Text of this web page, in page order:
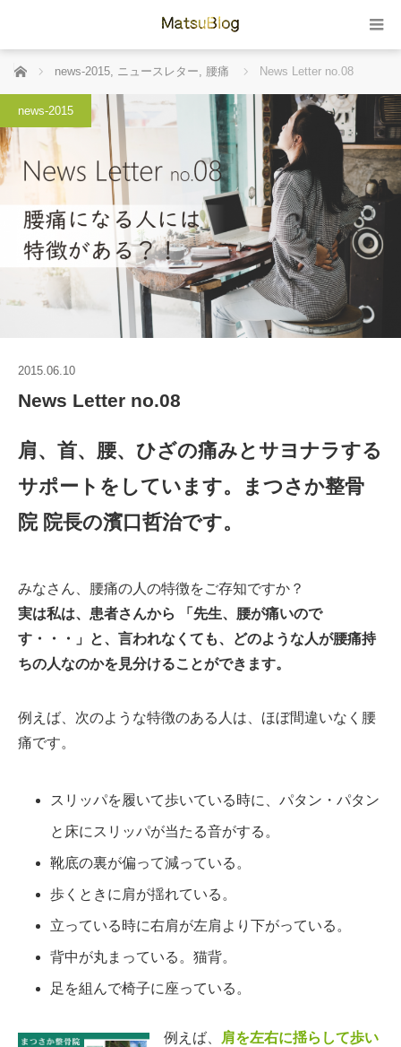
ホーム news-2015, ニュースレター, 腰痛 News Letter no.08
news-2015
2015.06.10
News Letter no.08
肩、首、腰、ひざの痛みとサヨナラする
サポートをしています。まつさか整骨
院 院長の濱口哲治です。
みなさん、腰痛の人の特徴をご存知ですか？
実は私は、患者さんから 「先生、腰が痛いので
す・・・」と、言われなくても、どのような人が腰痛持
ちの人なのかを見分けることができます。
例えば、次のような特徴のある人は、ほぼ間違いなく腰
痛です。
スリッパを履いて歩いている時に、パタン・パタン
と床にスリッパが当たる音がする。
靴底の裏が偏って減っている。
歩くときに肩が揺れている。
立っている時に右肩が左肩より下がっている。
背中が丸まっている。猫背。
足を組んで椅子に座っている。
例えば、 肩を左右に揺らして歩い